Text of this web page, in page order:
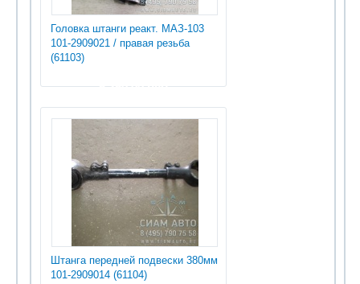
Головка штанги реакт. МАЗ-103
101-2909021 / правая резьба
(61103)
5 250.00 руб
Штанга передней подвески 380мм
101-2909014 (61104)